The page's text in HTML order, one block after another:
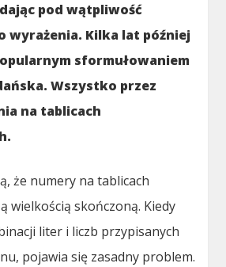
pod wątpliwość
wyrażenia. Kilka lat później
sformułowaniem
Wszystko przez
na tablicach
że numery na tablicach
wielkością skończoną. Kiedy
liter i liczb przypisanych
pojawia się zasadny problem.